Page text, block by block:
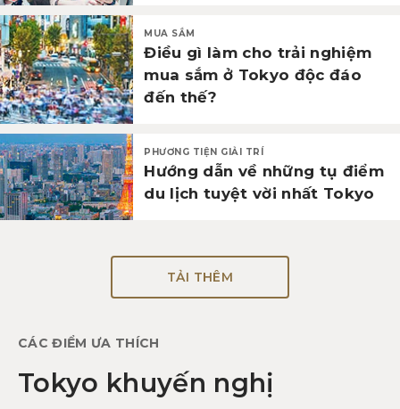
MUA SẮM
Điều gì làm cho trải nghiệm
mua sắm ở Tokyo độc đáo
đến thế?
PHƯƠNG TIỆN GIẢI TRÍ
Hướng dẫn về những tụ điểm
du lịch tuyệt vời nhất Tokyo
TẢI THÊM
CÁC ĐIỂM ƯA THÍCH
Tokyo khuyến nghị